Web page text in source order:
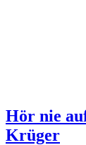
Hör nie
Krüger